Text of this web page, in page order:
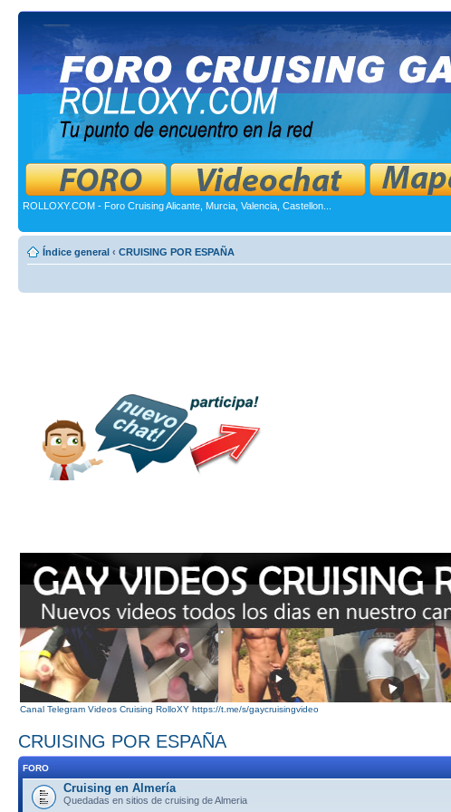
ROLLOXY.COM - Foro Cruising Alicante, Murcia, Valencia, Castellon...
Índice general ‹ CRUISING POR ESPAÑA
Canal Telegram Videos Cruising RolloXY https://t.me/s/gaycruisingvideo
CRUISING POR ESPAÑA
FORO
Cruising en Almería
Quedadas en sitios de cruising de Almeria